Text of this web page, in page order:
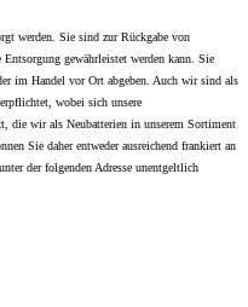
werden. Sie sind zur Rückgabe von
gewährleistet werden kann. Sie
im Handel vor Ort abgeben. Auch wir sind als
wobei sich unsere
die wir als Neubatterien in unserem Sortiment
Sie daher entweder ausreichend frankiert an
der folgenden Adresse unentgeltlich